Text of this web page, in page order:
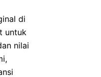
di
untuk
nilai